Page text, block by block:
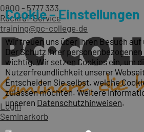
0800 - 5777 333
Rückruf-Service
training@pc-college.de
Login
Seminarkorb
Cookie – Einstellungen
Wir freuen uns über Ihren Besuch
Der Schutz Ihrer
wichtig. Wir setzen Cookies ein, um
Nutzerfreundlichkeit unserer
Entscheiden Sie selbst, welche
zulassen möchten. Weitere
unseren Datenschutzhinweisen.